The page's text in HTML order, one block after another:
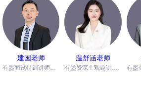
建国老师
有墨面试特训讲师；浙江大学硕士，多年体制内多岗位工作经验，熟悉体制内工作逻辑，是兼具实战上岸履历和体制内一线经验的双栖讲师。深耕公考面试，注重培养考生个性化思维，将体制内工作思维与高分技巧融合，针对学员弱项提供针对性辅导，助力考生一站式上岸。
温舒涵老师
​有墨资深主观题讲师，7年以上一线实战教学经验，深耕申论、综测领域，对命题逻辑与作答规范有系统把握。常年参与主观题教学研讨，坚持教研和教学与时俱进;能够针对学员个体差异开展针对性指导，注重循序渐进提升应试能力。在理论教学中夯实解题框架，在真题讲解中提炼实战技巧，助力学员以得分效率为导向，稳步提高解题水平。